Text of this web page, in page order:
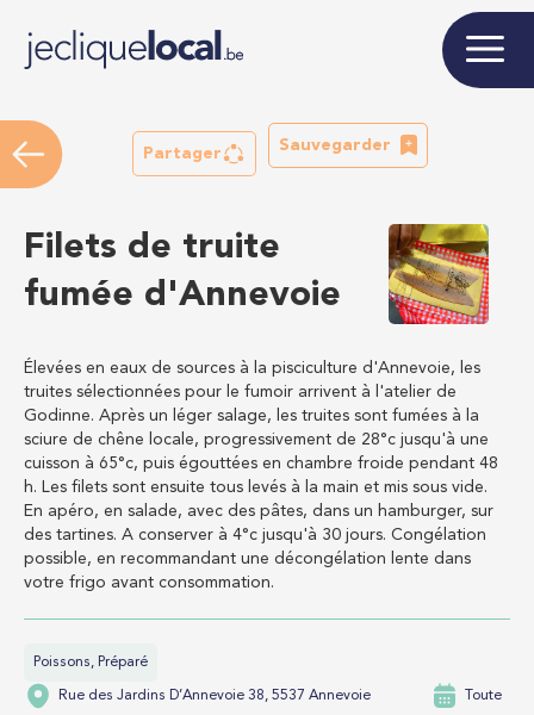
Partager
Sauvegarder
Filets de truite
fumée d'Annevoie
Élevées en eaux de sources à la pisciculture d'Annevoie, les
truites sélectionnées pour le fumoir arrivent à l'atelier de
Godinne. Après un léger salage, les truites sont fumées à la
sciure de chêne locale, progressivement de 28°c jusqu'à une
cuisson à 65°c, puis égouttées en chambre froide pendant 48
h. Les filets sont ensuite tous levés à la main et mis sous vide.
En apéro, en salade, avec des pâtes, dans un hamburger, sur
des tartines. A conserver à 4°c jusqu'à 30 jours. Congélation
possible, en recommandant une décongélation lente dans
votre frigo avant consommation.
Poissons, Préparé
Rue des Jardins D’Annevoie 38, 5537 Annevoie Toute